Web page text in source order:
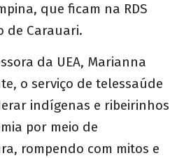
que ficam na RDS
de Carauari.
da UEA, Marianna
o serviço de telessaúde
indígenas e ribeirinhos
por meio de
rompendo com mitos e